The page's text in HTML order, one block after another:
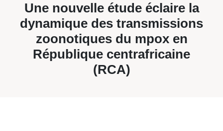
Une nouvelle étude éclaire la
dynamique des transmissions
zoonotiques du mpox en
République centrafricaine
(RCA)